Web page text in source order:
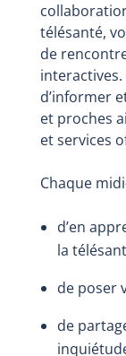
télésanté,
de
d’informer
et proches
et services
Chaque
d’en
la
de poser
de